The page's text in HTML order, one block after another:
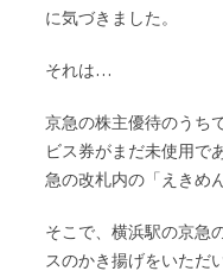
に気づきました。
それは…
京急の株主優待のうち
ビス券がまだ未使用で
急の改札内の「えきめ
そこで、横浜駅の京急
スのかき揚げをいただ